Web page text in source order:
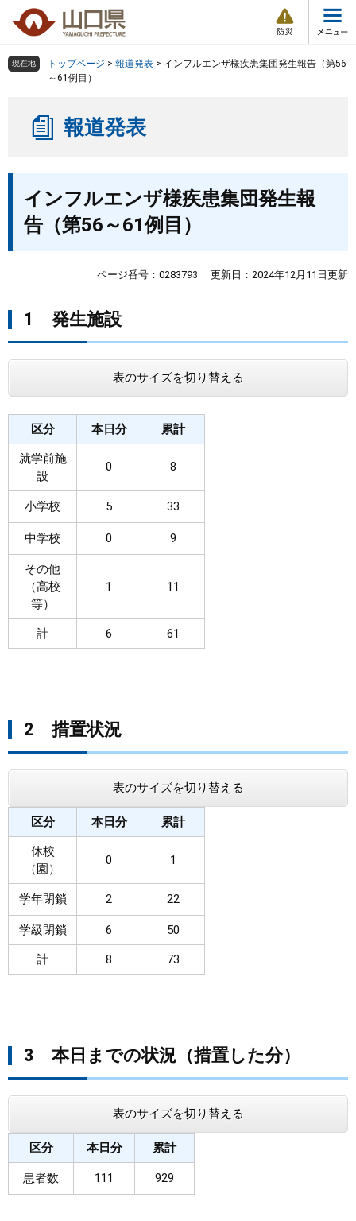
の
ー
情
報
メ
ュ
組織で探す
くらし・環境
しごと・産業・観光
県政情報
検索の仕方 組織で探す
現在地 トップページ > 報道発表 > インフルエンザ様疾患集団発生報告（第56
～61例目）
報道発表
インフルエンザ様疾患集団発生報
告（第56～61例目）
ページ番号：0283793 更新日：2024年12月11日更新
1 発生施設
表のサイズを切り替える
区分 本日分 累計
就学前施
設
0 8
小学校 5 33
中学校 0 9
その他
（高校
等）
1 11
計 6 61
2 措置状況
表のサイズを切り替える
区分 本日分 累計
休校
（園）
0 1
学年閉鎖 2 22
学級閉鎖 6 50
計 8 73
3 本日までの状況（措置した分）
表のサイズを切り替える
区分 本日分 累計
患者数 111 929